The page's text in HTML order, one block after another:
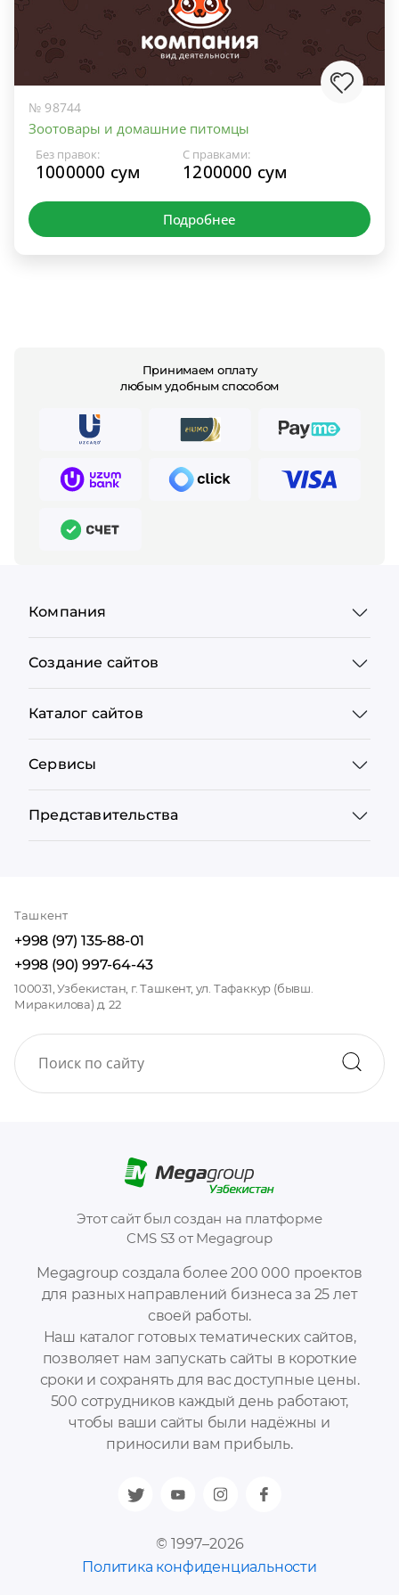
№ 98744
Зоотовары и домашние питомцы
Без правок:
1000000 сум
С правками:
1200000 сум
Подробнее
Принимаем оплату
любым удобным способом
Megagroup создала более 200 000 проектов
для разных направлений бизнеса за 25 лет
своей работы.
Наш каталог готовых тематических сайтов,
позволяет нам запускать сайты в короткие
сроки и сохранять для вас доступные цены.
500 сотрудников каждый день работают,
чтобы ваши сайты были надёжны и
приносили вам прибыль.
© 1997–2026
Политика конфиденциальности
Этот сайт был создан на платформе
CMS S3 от Megagroup
Компания
Создание сайтов
Каталог сайтов
Сервисы
Представительства
Ташкент
+998 (97) 135-88-01
+998 (90) 997-64-43
100031, Узбекистан, г. Ташкент, ул. Тафаккур (бывш.
Миракилова) д. 22